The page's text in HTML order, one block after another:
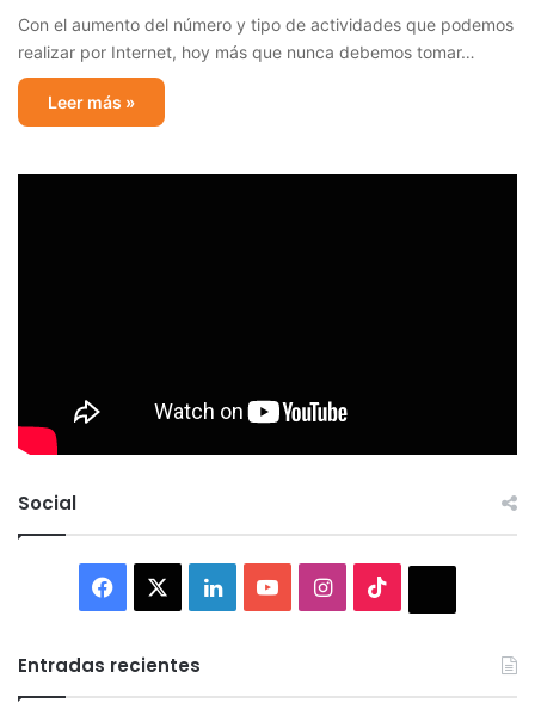
Con el aumento del número y tipo de actividades que podemos
realizar por Internet, hoy más que nunca debemos tomar…
Leer más »
Social
Facebook LinkedInYouTubeInstagram
Entradas recientes